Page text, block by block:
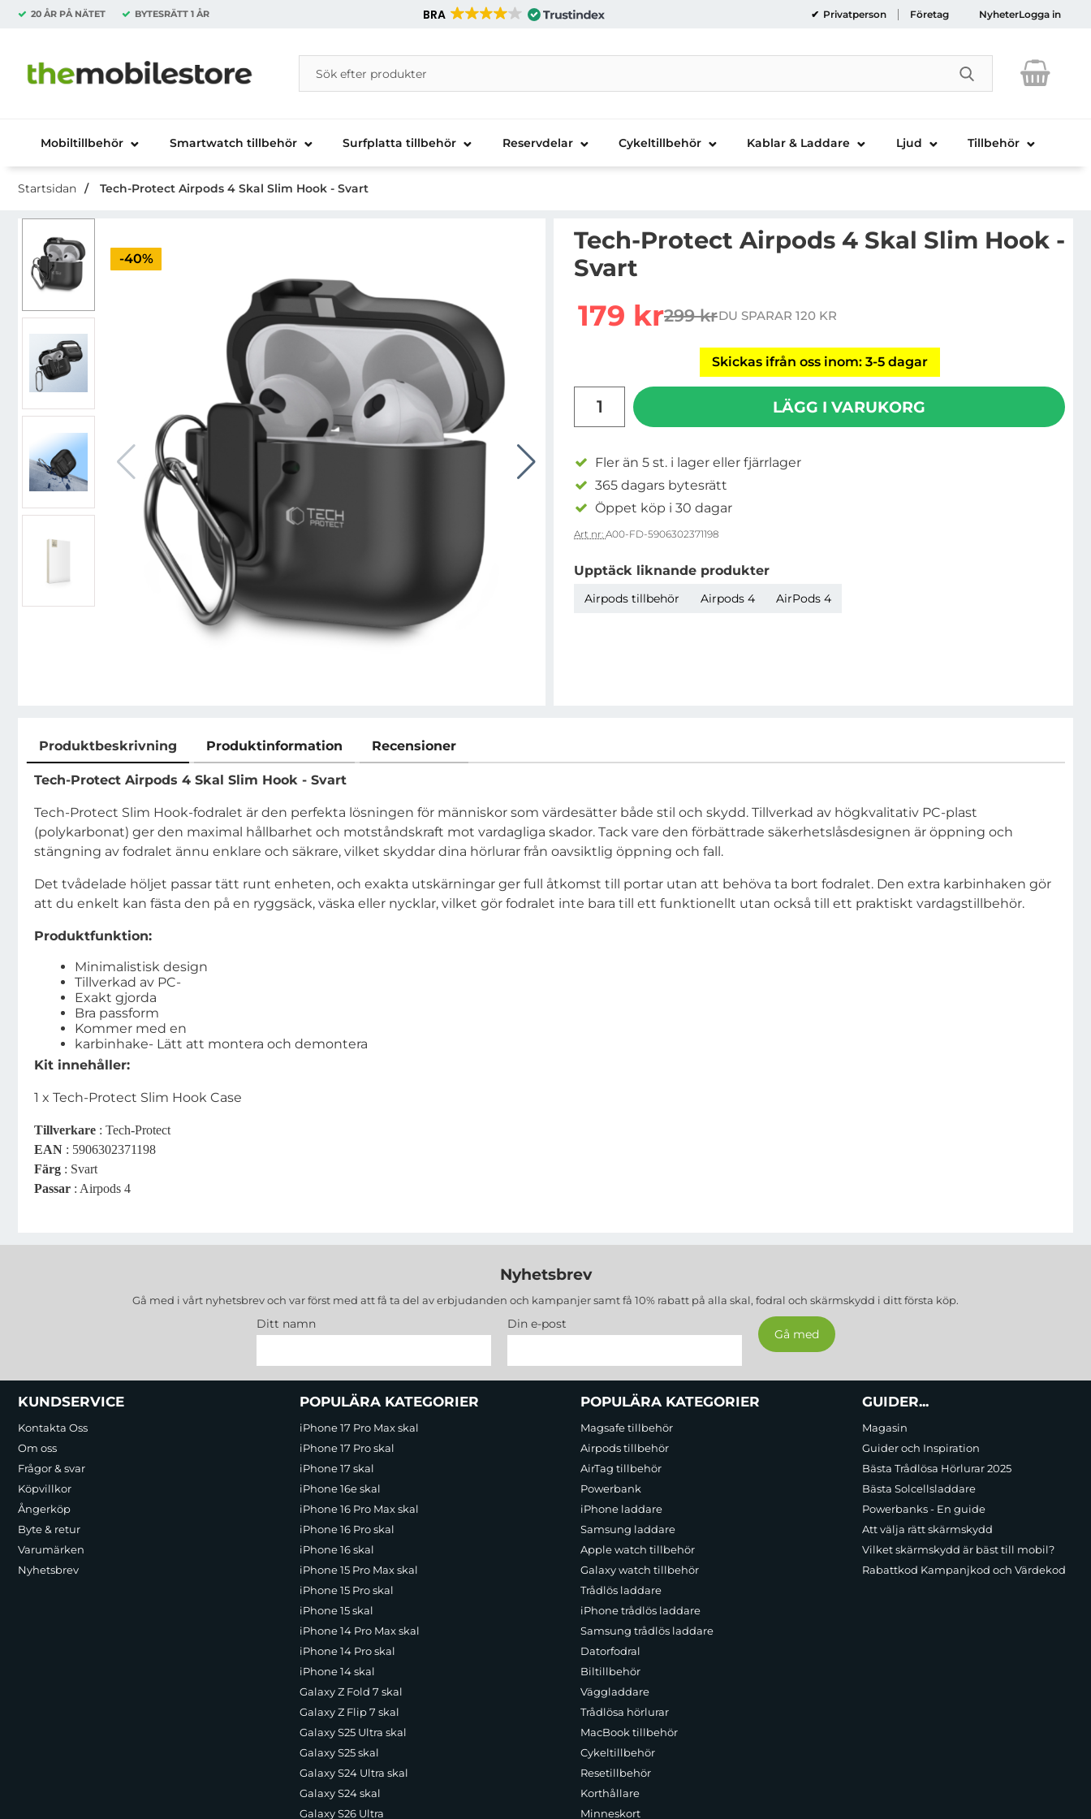
20 ÅR PÅ NÄTET BYTESRÄTT 1 ÅR BRA Privatperson Företag NyheterLogga in
Startsidan för Danira Telecom AB
Sök
Sök på Danira Telecom AB
Genomför
Mobiltillbehör Smartwatch tillbehör Surfplatta tillbehör Reservdelar Cykeltillbehör Kablar & Laddare Ljud Tillbehör
Startsidan Tech-Protect Airpods 4 Skal Slim Hook - Svart
Priset är nedsatt med
-40%
Tech-Protect Airpods 4 Skal Slim Hook -
Svart
rea pris
179 krtidigare pris
299 krDU SPARAR 120 KR
Skickas ifrån oss inom: 3-5 dagar
LÄGG I VARUKORG
Fler än 5 st. i lager eller fjärrlager
365 dagars bytesrätt
Öppet köp i 30 dagar
Art nr: A00-FD-5906302371198
Upptäck liknande produkter
Airpods tillbehör Airpods 4 AirPods 4
Produktbeskrivning Produktinformation Recensioner
Produktbeskrivning
Tech-Protect Airpods 4 Skal Slim Hook - Svart
Tech-Protect Slim Hook-fodralet är den perfekta lösningen för människor som värdesätter både stil och skydd. Tillverkad av högkvalitativ PC-plast
(polykarbonat) ger den maximal hållbarhet och motståndskraft mot vardagliga skador. Tack vare den förbättrade säkerhetslåsdesignen är öppning och
stängning av fodralet ännu enklare och säkrare, vilket skyddar dina hörlurar från oavsiktlig öppning och fall.
Det tvådelade höljet passar tätt runt enheten, och exakta utskärningar ger full åtkomst till portar utan att behöva ta bort fodralet. Den extra karbinhaken gör
att du enkelt kan fästa den på en ryggsäck, väska eller nycklar, vilket gör fodralet inte bara till ett funktionellt utan också till ett praktiskt vardagstillbehör.
Produktfunktion:
Minimalistisk design
Tillverkad av PC-
Exakt gjorda
Bra passform
Kommer med en
karbinhake- Lätt att montera och demontera
Kit innehåller:
1 x Tech-Protect Slim Hook Case
Tillverkare : Tech-Protect
EAN : 5906302371198
Färg : Svart
Passar : Airpods 4
Nyhetsbrev
Gå med i vårt nyhetsbrev och var först med att få ta del av erbjudanden och kampanjer samt få 10% rabatt på alla skal, fodral och skärmskydd i ditt första köp.
Ditt namn Din e-post
Sidfot Blandad info och länkar
KUNDSERVICE
Kontakta Oss
Om oss
Frågor & svar
Köpvillkor
Ångerköp
Byte & retur
Varumärken
Nyhetsbrev
POPULÄRA KATEGORIER
iPhone 17 Pro Max skal
iPhone 17 Pro skal
iPhone 17 skal
iPhone 16e skal
iPhone 16 Pro Max skal
iPhone 16 Pro skal
iPhone 16 skal
iPhone 15 Pro Max skal
iPhone 15 Pro skal
iPhone 15 skal
iPhone 14 Pro Max skal
iPhone 14 Pro skal
iPhone 14 skal
Galaxy Z Fold 7 skal
Galaxy Z Flip 7 skal
Galaxy S25 Ultra skal
Galaxy S25 skal
Galaxy S24 Ultra skal
Galaxy S24 skal
Galaxy S26 Ultra
POPULÄRA KATEGORIER
Magsafe tillbehör
Airpods tillbehör
AirTag tillbehör
Powerbank
iPhone laddare
Samsung laddare
Apple watch tillbehör
Galaxy watch tillbehör
Trådlös laddare
iPhone trådlös laddare
Samsung trådlös laddare
Datorfodral
Biltillbehör
Väggladdare
Trådlösa hörlurar
MacBook tillbehör
Cykeltillbehör
Resetillbehör
Korthållare
Minneskort
GUIDER...
Magasin
Guider och Inspiration
Bästa Trådlösa Hörlurar 2025
Bästa Solcellsladdare
Powerbanks - En guide
Att välja rätt skärmskydd
Vilket skärmskydd är bäst till mobil?
Rabattkod Kampanjkod och Värdekod